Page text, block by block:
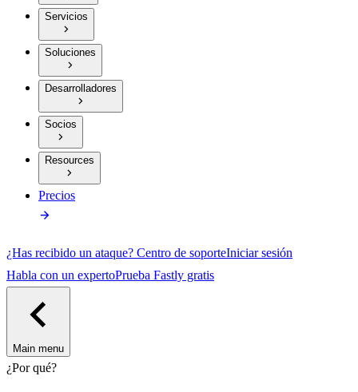
Servicios
Soluciones
Desarrolladores
Socios
Resources
Precios
¿Has recibido un ataque? Centro de soporteIniciar sesión
Habla con un expertoPrueba Fastly gratis
Main menu
¿Por qué?